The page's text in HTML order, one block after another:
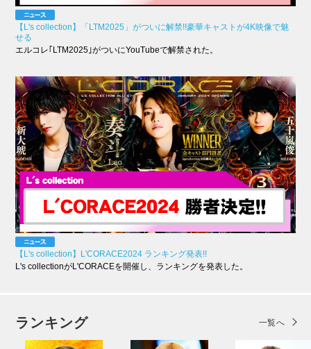
【L's collection】「LTM2025」がついに解禁!!豪華キャストが4K映像で魅
せる
エルコレ｢LTM2025｣がついにYouTubeで解禁された。
【L's collection】L'CORACE2024 ランキング発表!!
L's collectionがL'CORACEを開催し、ランキングを発表した。
ランキング 一覧へ